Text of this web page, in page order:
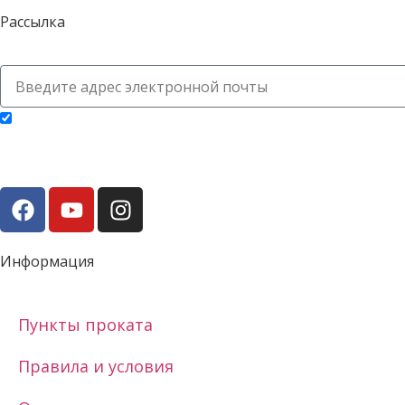
Рассылка
Информация
Пункты проката
Правила и условия